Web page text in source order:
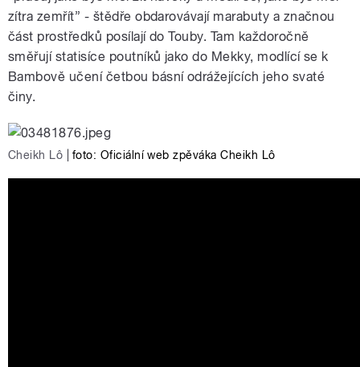
zítra zemřít” - štědře obdarovávají marabuty a značnou
část prostředků posílají do Touby. Tam každoročně
směřují statisíce poutníků jako do Mekky, modlící se k
Bambově učení četbou básní odrážejících jeho svaté
činy.
Cheikh Lô foto: Oficiální web zpěváka Cheikh Lô